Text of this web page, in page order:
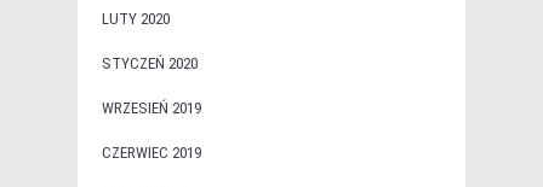
LUTY 2020
STYCZEŃ 2020
WRZESIEŃ 2019
CZERWIEC 2019